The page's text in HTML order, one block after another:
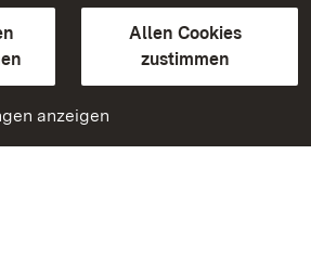
Allen Cookies
zustimmen
anzeigen
Sprache
Seiten)